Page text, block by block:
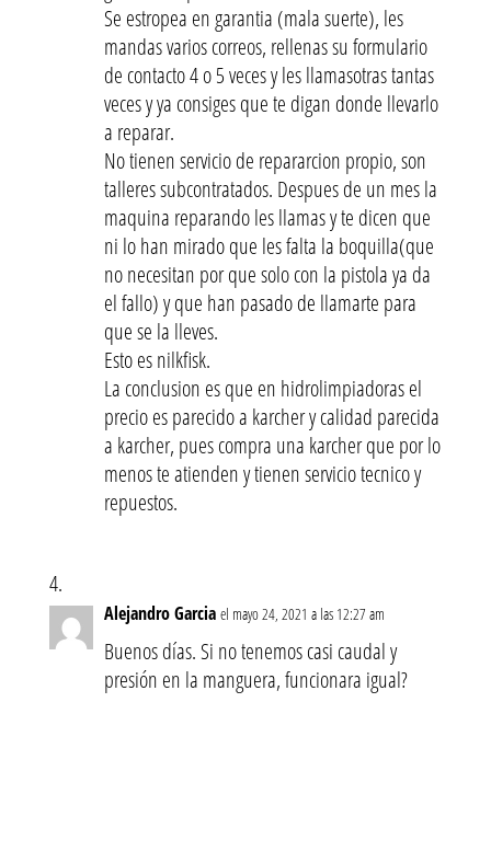
Se estropea en garantia (mala suerte), les
mandas varios correos, rellenas su formulario
de contacto 4 o 5 veces y les llamasotras tantas
veces y ya consiges que te digan donde llevarlo
a reparar.
No tienen servicio de repararcion propio, son
talleres subcontratados. Despues de un mes la
maquina reparando les llamas y te dicen que
ni lo han mirado que les falta la boquilla(que
no necesitan por que solo con la pistola ya da
el fallo) y que han pasado de llamarte para
que se la lleves.
Esto es nilkfisk.
La conclusion es que en hidrolimpiadoras el
precio es parecido a karcher y calidad parecida
a karcher, pues compra una karcher que por lo
menos te atienden y tienen servicio tecnico y
repuestos.
Alejandro Garcia el mayo 24, 2021 a las 12:27 am
Buenos días. Si no tenemos casi caudal y
presión en la manguera, funcionara igual?